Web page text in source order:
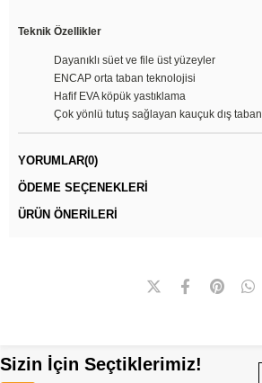
Teknik Özellikler
Dayanıklı süet ve file üst yüzeyler
ENCAP orta taban teknolojisi
Hafif EVA köpük yastıklama
Çok yönlü tutuş sağlayan kauçuk dış taban
YORUMLAR(0)
ÖDEME SEÇENEKLERI
ÜRÜN ÖNERILERI
Sizin İçin Seçtiklerimiz!